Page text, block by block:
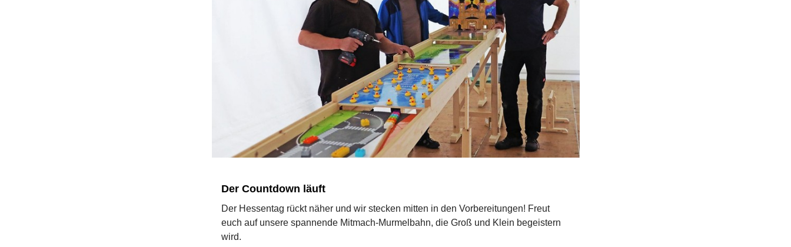
Der Countdown läuft
Der Hessentag rückt näher und wir stecken mitten in den Vorbereitungen! Freut
euch auf unsere spannende Mitmach-Murmelbahn, die Groß und Klein begeistern
wird.